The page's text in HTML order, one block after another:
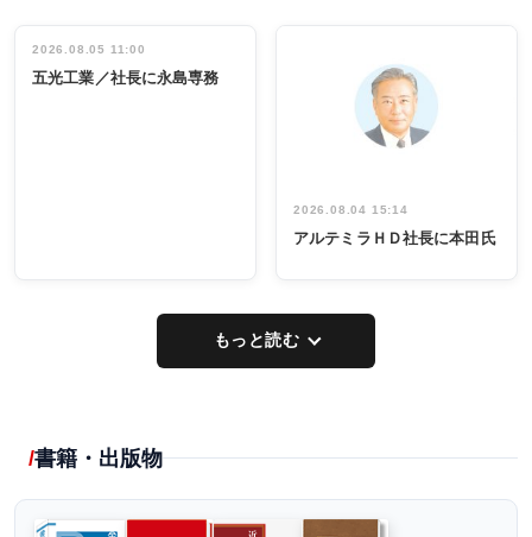
インタビュ
ー／社内ア
祝う 業界関
係者ら220人
出席
2026.08.05 11:00
五光工業／社長に永島専務
2026.08.04 15:14
アルテミラＨＤ社長に本田氏
もっと読む
書籍・出版物